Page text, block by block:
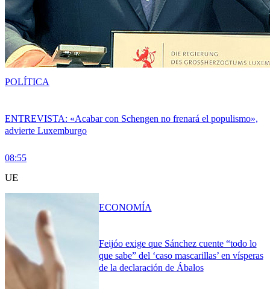
ENTREVISTA: «Acabar con Schengen no frenará el populismo»,
advierte Luxemburgo
08:55
POLÍTICA
UE
Feijóo exige que Sánchez cuente “todo lo
que sabe” del ‘caso mascarillas’ en vísperas
de la declaración de Ábalos
ECONOMÍA